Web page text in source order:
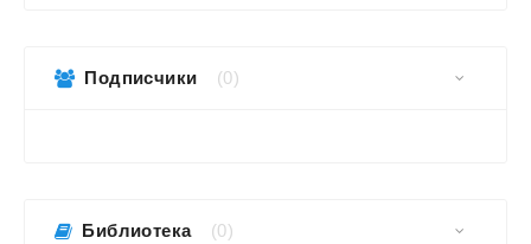
Библиотека (0)
Подписчики (0)